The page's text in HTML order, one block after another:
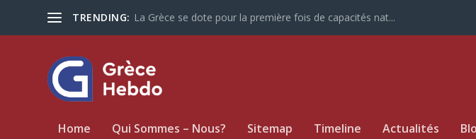
TRENDING: La Grèce se dote pour la première fois de capacités nat...
Home Qui Sommes – Nous? Sitemap Timeline Actualités